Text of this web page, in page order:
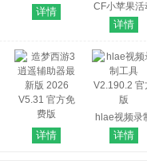
V4.20.0 官方
最新版
详情
CF小苹果活
助手最新版
V1.64 官方
费版
详情
造梦西游3逍遥
辅助器最新版
详情
hlae视频录
工具
官方版
详情